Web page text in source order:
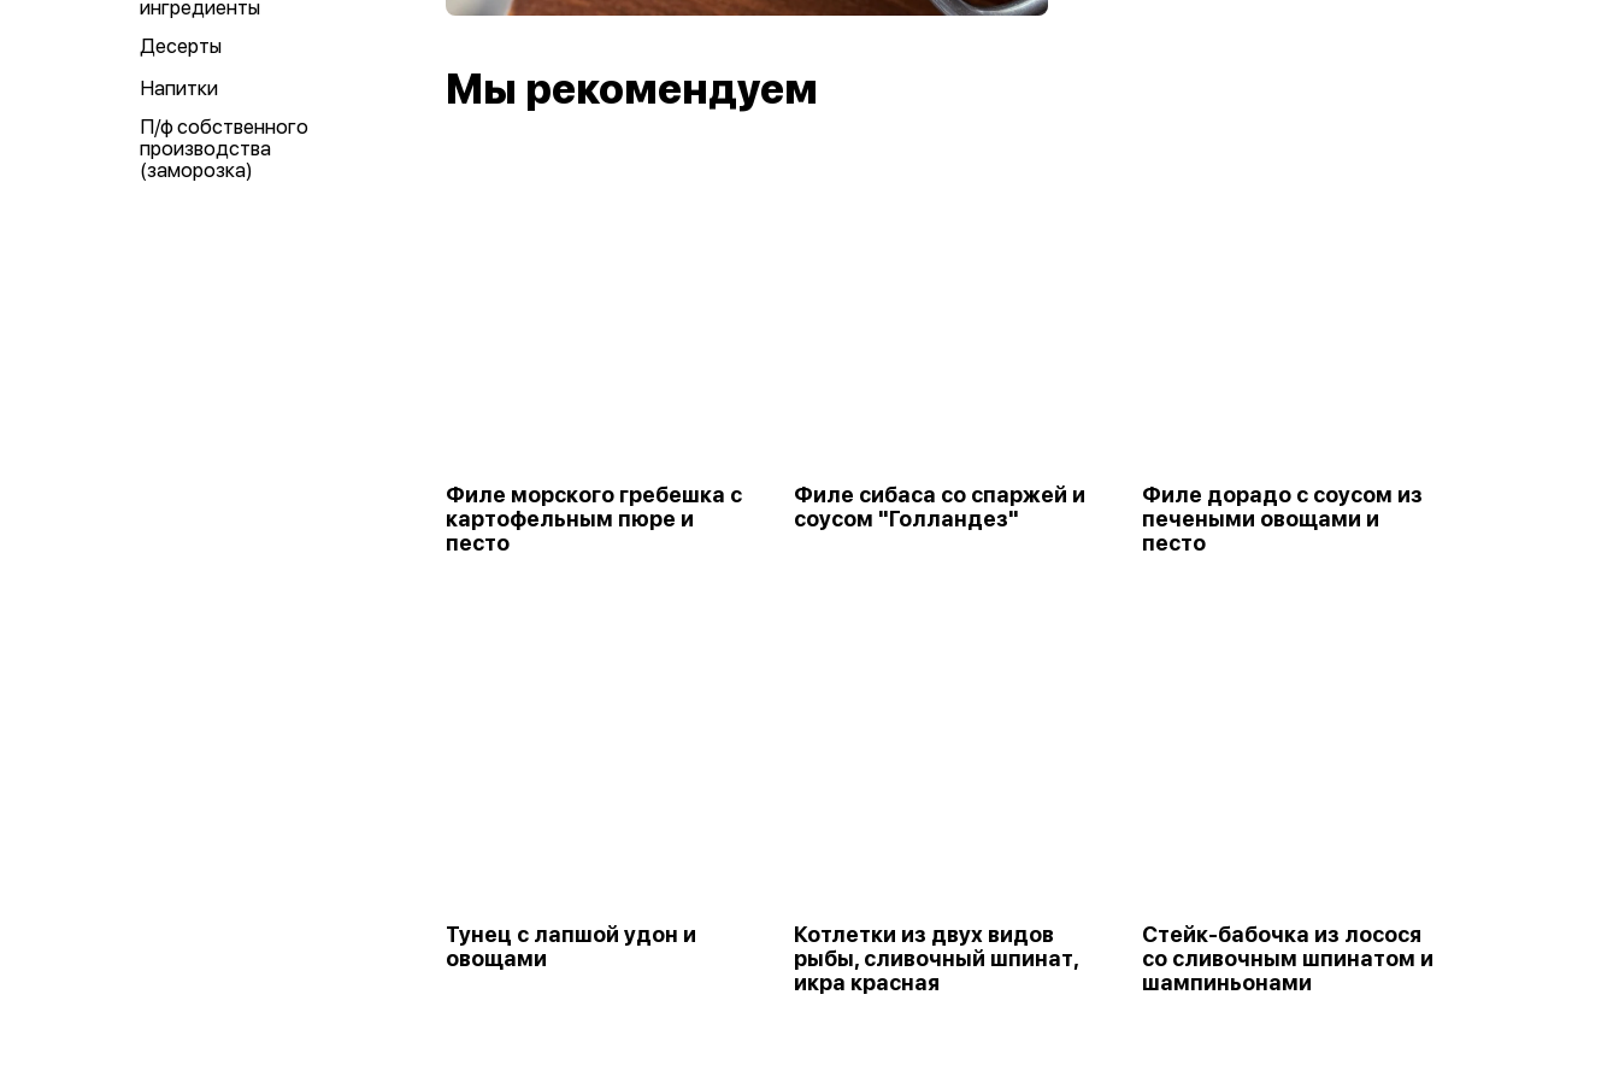
ингредиенты
Десерты
Напитки
П/ф собственного
производства
(заморозка)
Мы рекомендуем
Филе морского гребешка с
картофельным пюре и
песто
Филе сибаса со спаржей и
соусом "Голландез"
Филе дорадо с соусом из
печеными овощами и
песто
Тунец с лапшой удон и
овощами
Котлетки из двух видов
рыбы, сливочный шпинат,
икра красная
Стейк-бабочка из лосося
со сливочным шпинатом и
шампиньонами